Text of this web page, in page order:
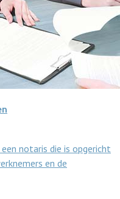
notaris die is opgericht
en de